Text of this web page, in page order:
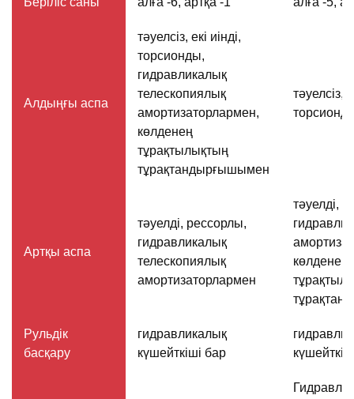
Алдыңғы аспа
тәуелсіз, екі иінді,
торсионды,
гидравликалық
телескопиялық
амортизаторлармен,
көлденең
тұрақтылықтың
тұрақтандырғышымен
тәуелсіз,
Артқы аспа
тәуелді, рессорлы,
гидравликалық
телескопиялық
амортизаторлармен
тәуелді,
көлденең
Рульдік
басқару
гидравликалық
күшейткіші бар